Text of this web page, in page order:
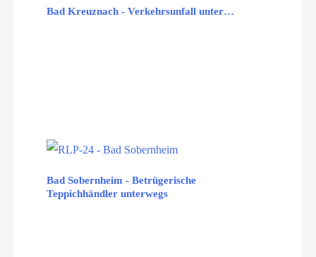
Bad Kreuznach - Verkehrsunfall unter…
Bad Sobernheim - Betrügerische
Teppichhändler unterwegs